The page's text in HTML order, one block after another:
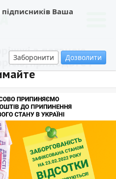
Ваша
Заборонити Дозволити
з поганою
приходьте і